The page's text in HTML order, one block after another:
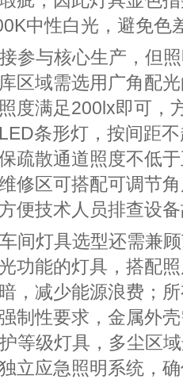
中性白光，避免色
参与核心生产，但
区域需选用广角配
度满足200lx即可，
LED条形灯，按间距
疏散通道照度不低
修区可搭配可调节
便技术人员排查设
间灯具选型还需兼
功能的灯具，搭配
，减少能源浪费；
制性要求，金属外
等级灯具，多尘区
立应急照明系统，